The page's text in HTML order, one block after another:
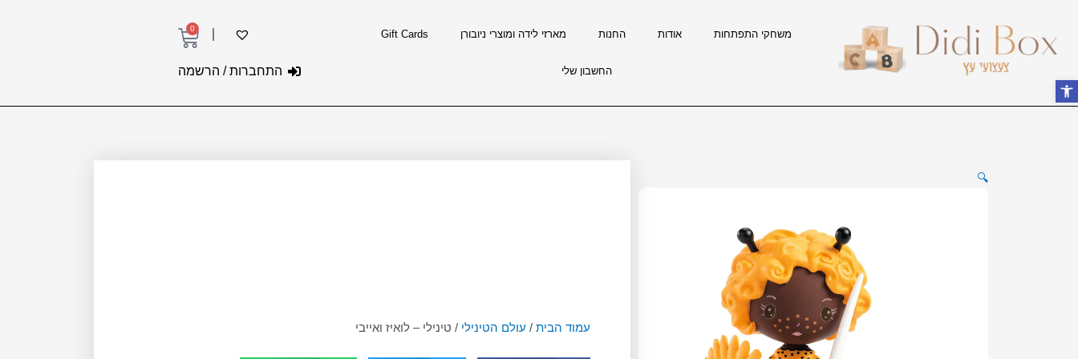
משחקי התפתחות אודות החנות מארזי לידה ומוצרי ניובורן Gift Cards
החשבון שלי התחברות / הרשמה
0
עגלת
🔍
עמוד הבית / עולם הטינילי / טינילי – לואיז ואייבי
פתח סרגל נגישות